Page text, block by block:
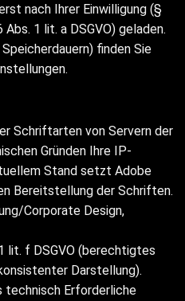
nach Ihrer Einwilligung (§
Abs. 1 lit. a DSGVO) geladen.
finden Sie
Schriftarten von Servern der
Gründen Ihre IP-
Stand setzt Adobe
Bereitstellung der Schriften.
Corporate Design,
lit. f DSGVO (berechtigtes
Darstellung).
technisch Erforderliche